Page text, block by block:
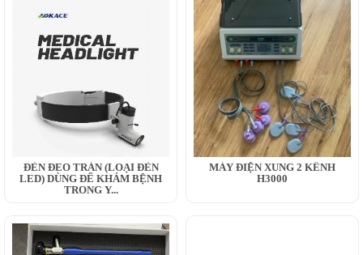
ĐÈN ĐEO TRÁN (LOẠI ĐÈN
LED) DÙNG ĐỂ KHÁM BỆNH
TRONG Y...
MÁY ĐIỆN XUNG 2 KÊNH
H3000